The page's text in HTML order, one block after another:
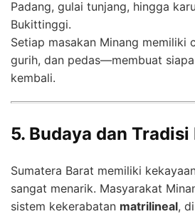
Padang, gulai tunjang, hingga
Bukittinggi.
Setiap masakan Minang memiliki
gurih, dan pedas—membuat
kembali.
5. Budaya dan
Sumatera Barat memiliki
sangat menarik. Masyarakat
sistem kekerabatan matrilineal,